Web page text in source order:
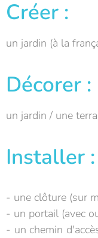
Créer :
un jardin (à la
Décorer :
un jardin / une
Installer :
- une clôture (sur
- un portail (avec
- un chemin